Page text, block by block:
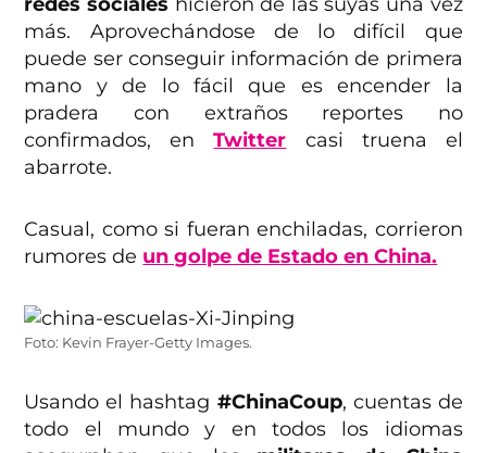
más. Aprovechándose de lo difícil que
puede ser conseguir información de primera
mano y de lo fácil que es encender la
pradera con extraños reportes no
confirmados, enTwitter casi truena el
abarrote.
Casual, como si fueran enchiladas, corrieron
rumores de un golpe de Estado en China.
Foto: Kevin Frayer-Getty Images.
Usando el hashtag #ChinaCoup, cuentas de
todo el mundo y en todos los idiomas